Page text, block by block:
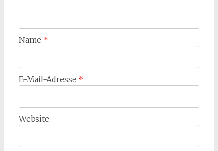
Name *
E-Mail-Adresse *
Website